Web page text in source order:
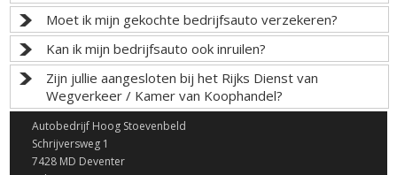
Moet ik mijn gekochte bedrijfsauto verzekeren?
Kan ik mijn bedrijfsauto ook inruilen?
Zijn jullie aangesloten bij het Rijks Dienst van
Wegverkeer / Kamer van Koophandel?
Autobedrijf Hoog Stoevenbeld
Schrijversweg 1
7428 MD Deventer